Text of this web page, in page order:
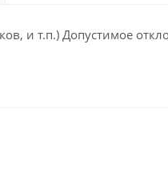
и т.п.) Допустимое